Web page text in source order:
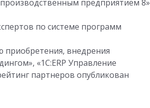
предприятием 8»
по системе программ
приобретения, внедрения
«1С:ERP Управление
партнеров опубликован